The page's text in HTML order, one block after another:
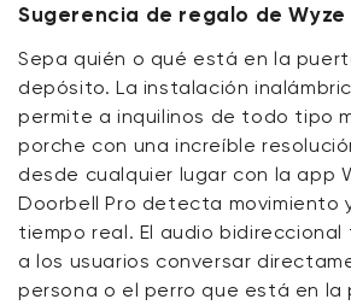
Sugerencia de regalo de
Sepa quién o qué está en la
depósito. La instalación
permite a inquilinos de todo tipo
porche con una increíble
desde cualquier lugar con la app
Doorbell Pro detecta movimiento
tiempo real. El audio
a los usuarios conversar
persona o el perro que está en la